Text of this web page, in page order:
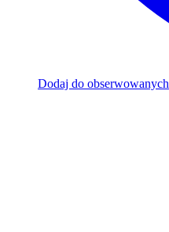
Dodaj do obserwowanych